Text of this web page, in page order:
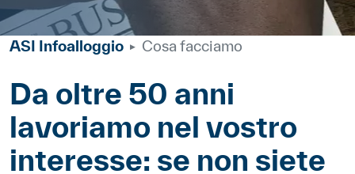
ASI Infoalloggio Cosa facciamo
Corpo
Da oltre 50 anni
lavoriamo nel vostro
interesse: se non siete